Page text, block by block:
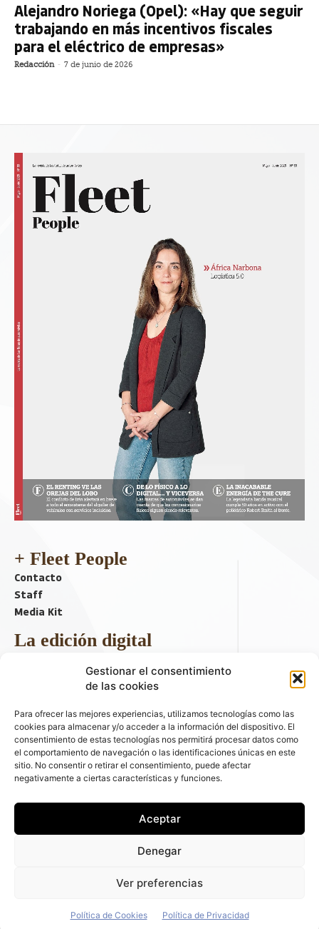
Gestionar el consentimiento
de las cookies
Para ofrecer las mejores experiencias, utilizamos tecnologías como las
cookies para almacenar y/o acceder a la información del dispositivo. El
consentimiento de estas tecnologías nos permitirá procesar datos como
el comportamiento de navegación o las identificaciones únicas en este
sitio. No consentir o retirar el consentimiento, puede afectar
negativamente a ciertas características y funciones.
Aceptar
Denegar
Ver preferencias
Política de Cookies Política de Privacidad
Alejandro Noriega (Opel): «Hay que seguir
trabajando en más incentivos fiscales
para el eléctrico de empresas»
Redacción - 7 de junio de 2026
+ Fleet People
Contacto
Staff
Media Kit
La edición digital
Descargar último ejemplar
ir a hemeroteca
+ Contenido en redes sociales
automóviles - C/ Fernández de la Hoz 70, 1ºB - 28003 - Madrid
fleetpeople@fleetpeople.es